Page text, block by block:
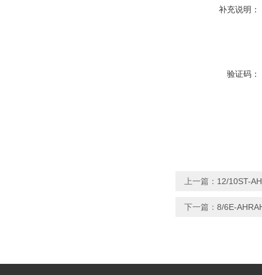
补充说明：
验证码：
上一篇： 12/10ST-
下一篇： 8/6E-